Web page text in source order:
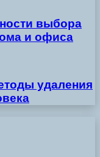
выбора
и офиса
удаления